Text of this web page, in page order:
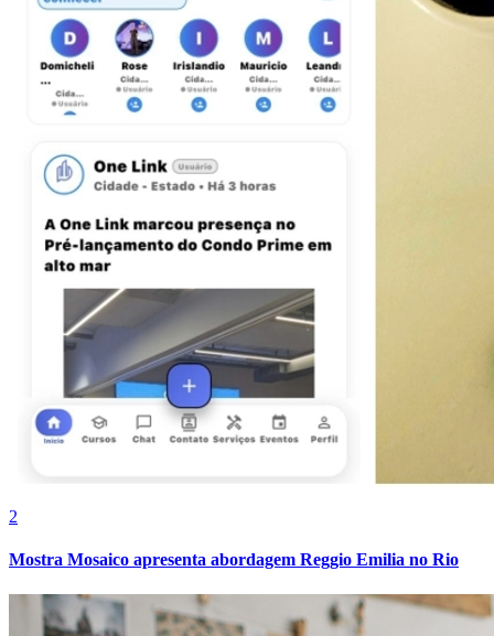
Cruzeiro
Ler matéria
Em Alta
OneLink lança primeira rede social para o setor condominial